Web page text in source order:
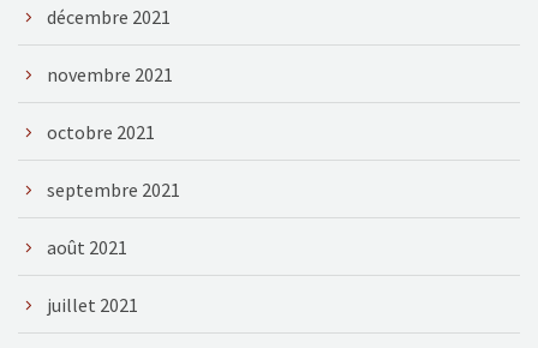
décembre 2021
novembre 2021
octobre 2021
septembre 2021
août 2021
juillet 2021